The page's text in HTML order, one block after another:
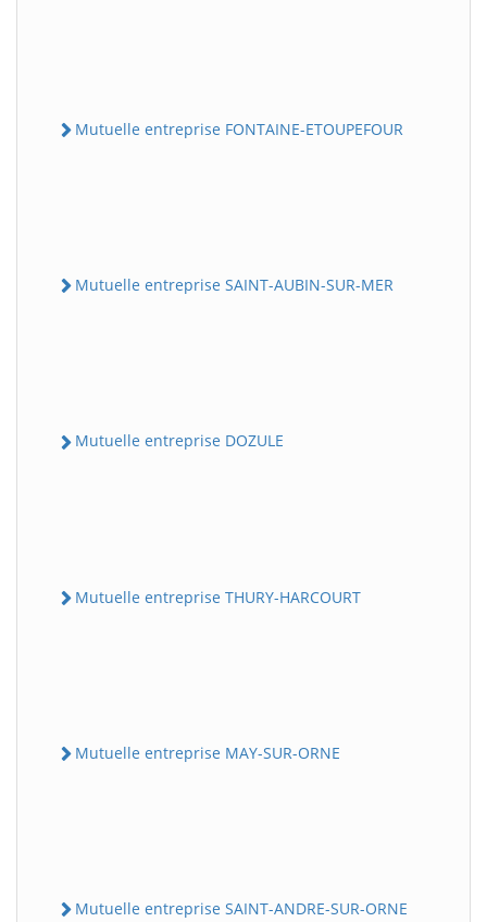
Mutuelle entreprise FONTAINE-ETOUPEFOUR
Mutuelle entreprise SAINT-AUBIN-SUR-MER
Mutuelle entreprise DOZULE
Mutuelle entreprise THURY-HARCOURT
Mutuelle entreprise MAY-SUR-ORNE
Mutuelle entreprise SAINT-ANDRE-SUR-ORNE